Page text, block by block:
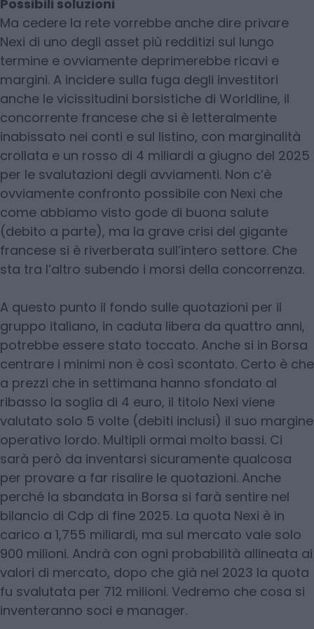
Possibili soluzioni
Ma cedere la rete vorrebbe anche dire privare
Nexi di uno degli asset più redditizi sul lungo
termine e ovviamente deprimerebbe ricavi e
margini. A incidere sulla fuga degli investitori
anche le vicissitudini borsistiche di Worldline, il
concorrente francese che si è letteralmente
inabissato nei conti e sul listino, con marginalità
crollata e un rosso di 4 miliardi a giugno del 2025
per le svalutazioni degli avviamenti. Non c’è
ovviamente confronto possibile con Nexi che
come abbiamo visto gode di buona salute
(debito a parte), ma la grave crisi del gigante
francese si è riverberata sull’intero settore. Che
sta tra l’altro subendo i morsi della concorrenza.
A questo punto il fondo sulle quotazioni per il
gruppo italiano, in caduta libera da quattro anni,
potrebbe essere stato toccato. Anche si in Borsa
centrare i minimi non è così scontato. Certo è che
a prezzi che in settimana hanno sfondato al
ribasso la soglia di 4 euro, il titolo Nexi viene
valutato solo 5 volte (debiti inclusi) il suo margine
operativo lordo. Multipli ormai molto bassi. Ci
sarà però da inventarsi sicuramente qualcosa
per provare a far risalire le quotazioni. Anche
perché la sbandata in Borsa si farà sentire nel
bilancio di Cdp di fine 2025. La quota Nexi è in
carico a 1,755 miliardi, ma sul mercato vale solo
900 milioni. Andrà con ogni probabilità allineata ai
valori di mercato, dopo che già nel 2023 la quota
fu svalutata per 712 milioni. Vedremo che cosa si
inventeranno soci e manager.